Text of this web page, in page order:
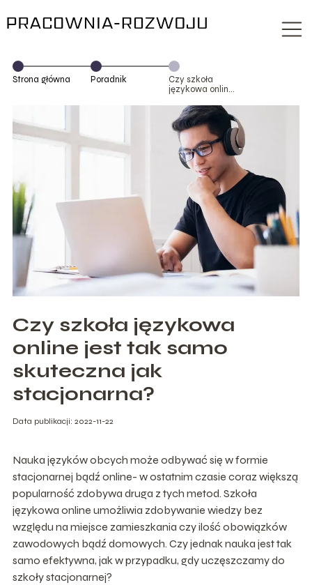
Strona główna Poradnik
Czy szkoła
językowa online
skuteczna jak
stacjonarna?
Czy szkoła językowa
online jest tak samo
skuteczna jak
stacjonarna?
Data publikacji: 2022-11-22
Nauka języków obcych może odbywać się w formie
stacjonarnej bądź online- w ostatnim czasie coraz większą
popularność zdobywa druga z tych metod. Szkoła
językowa online umożliwia zdobywanie wiedzy bez
względu na miejsce zamieszkania czy ilość obowiązków
zawodowych bądź domowych. Czy jednak nauka jest tak
samo efektywna, jak w przypadku, gdy uczęszczamy do
szkoły stacjonarnej?